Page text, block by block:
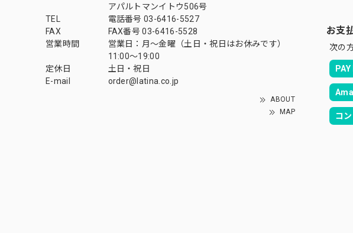
アパルトマンイトウ506号
TEL
電話番号 03-6416-5527
FAX
FAX番号 03-6416-5528
営業時間
営業日：月〜金曜（土日・祝日はお休みです）
11:00〜19:00
定休日
土日・祝日
E-mail
order@latina.co.jp
ABOUT
MAP
お支
次の
コ